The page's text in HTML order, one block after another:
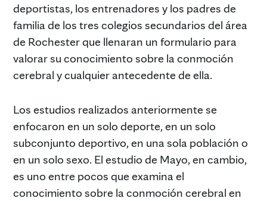
deportistas, los entrenadores y los padres de
familia de los tres colegios secundarios del área
de Rochester que llenaran un formulario para
valorar su conocimiento sobre la conmoción
cerebral y cualquier antecedente de ella.
Los estudios realizados anteriormente se
enfocaron en un solo deporte, en un solo
subconjunto deportivo, en una sola población o
en un solo sexo. El estudio de Mayo, en cambio,
es uno entre pocos que examina el
conocimiento sobre la conmoción cerebral en